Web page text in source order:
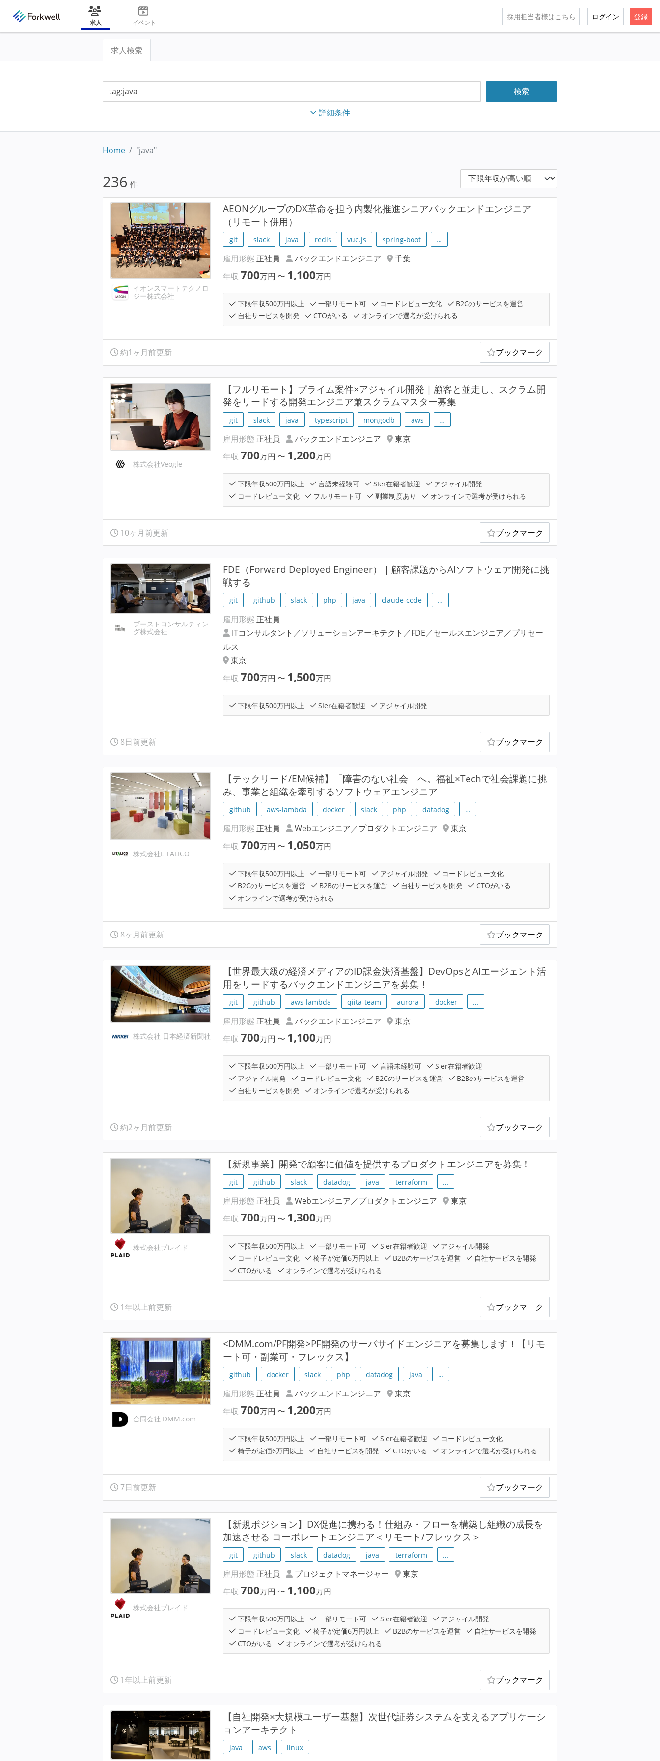
求人 イベント
採用担当者様はこちら ログイン 登録
求人検索
詳細条件
Home "java"
236 件
イオンスマートテクノロ
ジー株式会社
AEONグループのDX革命を担う内製化推進シニアバックエンドエンジニア
（リモート併用）
git slack java redis vue.js spring-boot …
雇用形態 正社員 バックエンドエンジニア
千葉
年収700万円 〜 1,100万円
下限年収500万円以上 一部リモート可 コードレビュー文化
B2Cのサービスを運営
自社サービスを開発
CTOがいる オンラインで選考が受けられる
約1ヶ月前更新 ブックマーク
株式会社Veogle
【フルリモート】プライム案件×アジャイル開発｜顧客と並走し、スクラム開
発をリードする開発エンジニア兼スクラムマスター募集
git slack java typescript mongodb aws …
雇用形態 正社員 バックエンドエンジニア
東京
年収700万円 〜 1,200万円
下限年収500万円以上 言語未経験可 SIer在籍者歓迎
アジャイル開発
コードレビュー文化
フルリモート可 副業制度あり オンラインで選考が受けられる
10ヶ月前更新 ブックマーク
ブーストコンサルティン
グ株式会社
FDE（Forward Deployed Engineer）｜顧客課題からAIソフトウェア開発に挑
戦する
git github slack php java claude-code …
雇用形態 正社員
ITコンサルタント／ソリューションアーキテクト／FDE／セールスエンジニア／プリセー
ルス
東京
年収700万円 〜 1,500万円
下限年収500万円以上 SIer在籍者歓迎 アジャイル開発
8日前更新 ブックマーク
株式会社LITALICO
【テックリード/EM候補】「障害のない社会」へ。福祉×Techで社会課題に挑
み、事業と組織を牽引するソフトウェアエンジニア
github aws-lambda docker slack php datadog …
雇用形態 正社員 Webエンジニア／プロダクトエンジニア
東京
年収700万円 〜 1,050万円
下限年収500万円以上 一部リモート可 アジャイル開発
コードレビュー文化
B2Cのサービスを運営
B2Bのサービスを運営 自社サービスを開発
CTOがいる
オンラインで選考が受けられる
8ヶ月前更新 ブックマーク
株式会社 日本経済新聞社
【世界最大級の経済メディアのID課金決済基盤】DevOpsとAIエージェント活
用をリードするバックエンドエンジニアを募集！
git github aws-lambda qiita-team aurora docker …
雇用形態 正社員 バックエンドエンジニア
東京
年収700万円 〜 1,100万円
下限年収500万円以上 一部リモート可 言語未経験可
SIer在籍者歓迎
アジャイル開発
コードレビュー文化 B2Cのサービスを運営
B2Bのサービスを運営
自社サービスを開発
オンラインで選考が受けられる
約2ヶ月前更新 ブックマーク
株式会社プレイド
【新規事業】開発で顧客に価値を提供するプロダクトエンジニアを募集！
git github slack datadog java terraform …
雇用形態 正社員 Webエンジニア／プロダクトエンジニア
東京
年収700万円 〜 1,300万円
下限年収500万円以上 一部リモート可 SIer在籍者歓迎
アジャイル開発
コードレビュー文化
椅子が定価6万円以上 B2Bのサービスを運営
自社サービスを開発
CTOがいる
オンラインで選考が受けられる
1年以上前更新 ブックマーク
合同会社 DMM.com
<DMM.com/PF開発>PF開発のサーバサイドエンジニアを募集します！【リモ
ート可・副業可・フレックス】
github docker slack php datadog java …
雇用形態 正社員 バックエンドエンジニア
東京
年収700万円 〜 1,200万円
下限年収500万円以上 一部リモート可 SIer在籍者歓迎
コードレビュー文化
椅子が定価6万円以上
自社サービスを開発 CTOがいる オンラインで選考が受けられる
7日前更新 ブックマーク
株式会社プレイド
【新規ポジション】DX促進に携わる！仕組み・フローを構築し組織の成長を
加速させる コーポレートエンジニア＜リモート/フレックス＞
git github slack datadog java terraform …
雇用形態 正社員 プロジェクトマネージャー
東京
年収700万円 〜 1,100万円
下限年収500万円以上 一部リモート可 SIer在籍者歓迎
アジャイル開発
コードレビュー文化
椅子が定価6万円以上 B2Bのサービスを運営
自社サービスを開発
CTOがいる
オンラインで選考が受けられる
1年以上前更新 ブックマーク
【自社開発×大規模ユーザー基盤】次世代証券システムを支えるアプリケーシ
ョンアーキテクト
java aws linux